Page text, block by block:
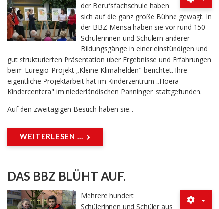
der Berufsfachschule haben
sich auf die ganz große Bühne gewagt. In
der BBZ-Mensa haben sie vor rund 150
Schülerinnen und Schülern anderer
Bildungsgänge in einer einstündigen und
gut strukturierten Präsentation über Ergebnisse und Erfahrungen
beim Euregio-Projekt „Kleine Klimahelden" berichtet. Ihre
eigentliche Projektarbeit hat im Kinderzentrum „Hoera
Kindercentera" im niederländischen Panningen stattgefunden.
Auf den zweitägigen Besuch haben sie...
WEITERLESEN ...
DAS BBZ BLÜHT AUF.
Mehrere hundert
Schülerinnen und Schüler aus